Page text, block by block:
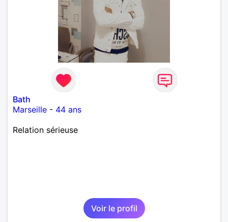
Bath
Marseille - 44 ans
Relation sérieuse
Voir le profil